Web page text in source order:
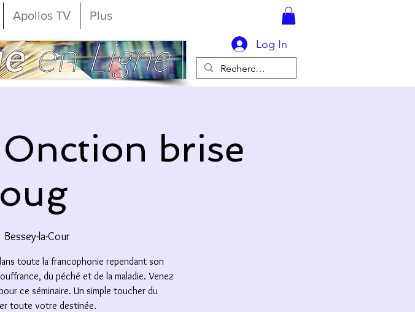
Apollos TV Plus
Log In
brise
Bessey-la-Cour
toute la francophonie rependant son
du péché et de la maladie. Venez
ce séminaire. Un simple toucher du
toute votre destinée.